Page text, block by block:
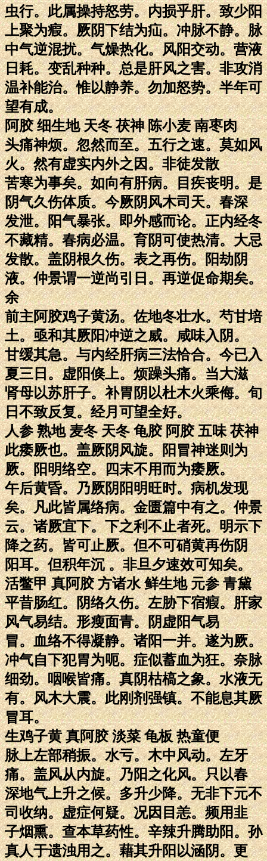
虫行。此属操持怒劳。内损乎肝。致少阳
上聚为瘕。厥阴下结为疝。冲脉不静。脉
中气逆混扰。气燥热化。风阳交动。营液
日耗。变乱种种。总是肝风之害。非攻消
温补能治。惟以静养。勿加怒势。半年可
望有成。
阿胶 细生地 天冬 茯神 陈小麦 南枣肉
头痛神烦。忽然而至。五行之速。莫如风
火。然有虚实内外之因。非徒发散
苦寒为事矣。如向有肝病。目疾丧明。是
阴气久伤体质。今厥阴风木司天。春深
发泄。阳气暴张。即外感而论。正内经冬
不藏精。春病必温。育阴可使热清。大忌
发散。盖阴根久伤。表之再伤。阳劫阴
液。仲景谓一逆尚引日。再逆促命期矣。
余
前主阿胶鸡子黄汤。佐地冬壮水。芍甘培
土。亟和其厥阳冲逆之威。咸味入阴。
甘缓其急。与内经肝病三法恰合。今已入
夏三日。虚阳倏上。烦躁头痛。当大滋
肾母以苏肝子。补胃阴以杜木火乘侮。旬
日不致反复。经月可望全好。
人参 熟地 麦冬 天冬 龟胶 阿胶 五味 茯神
此痿厥也。盖厥阴风旋。阳冒神迷则为
厥。阳明络空。四末不用而为痿厥。
午后黄昏。乃厥阴阳明旺时。病机发现
矣。凡此皆属络病。金匮篇中有之。仲景
云。诸厥宜下。下之利不止者死。明示下
降之药。皆可止厥。但不可硝黄再伤阴
阳耳。但积年沉 。非旦夕速效可知矣。
活鳖甲 真阿胶 方诸水 鲜生地 元参 青黛
平昔肠红。阴络久伤。左胁下宿瘕。肝家
风气易结。形瘦面青。阴虚阳气易
冒。血络不得凝静。诸阳一并。遂为厥。
冲气自下犯胃为呃。症似蓄血为狂。奈脉
细劲。咽喉皆痛。真阴枯槁之象。水液无
有。风木大震。此刚剂强镇。不能息其厥
冒耳。
生鸡子黄 真阿胶 淡菜 龟板 热童便
脉上左部稍振。水亏。木中风动。左牙
痛。盖风从内旋。乃阳之化风。只以春
深地气上升之候。多升少降。无非下元不
司收纳。虚症何疑。况因目恙。频用韭
子烟熏。查本草药性。辛辣升腾助阳。孙
真人于遗浊用之。藉其升阳以涵阴。更